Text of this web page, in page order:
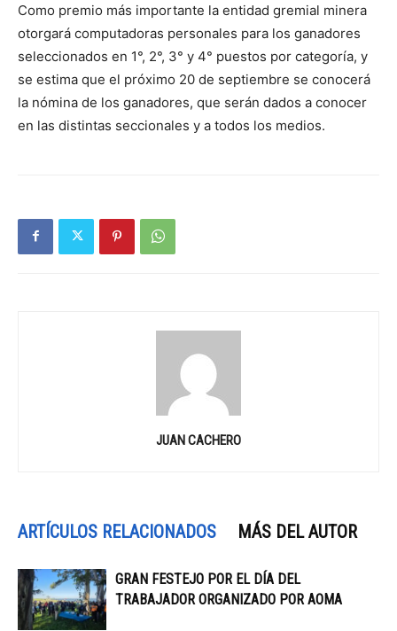
Como premio más importante la entidad gremial minera
otorgará computadoras personales para los ganadores
seleccionados en 1°, 2°, 3° y 4° puestos por categoría, y
se estima que el próximo 20 de septiembre se conocerá
la nómina de los ganadores, que serán dados a conocer
en las distintas seccionales y a todos los medios.
JUAN CACHERO
ARTÍCULOS RELACIONADOS MÁS DEL AUTOR
GRAN FESTEJO POR EL DÍA DEL
TRABAJADOR ORGANIZADO POR AOMA